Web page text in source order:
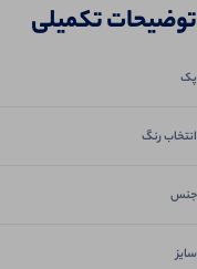
توضیحات تکمیلی
پک
انتخاب رنگ
جنس
سایز